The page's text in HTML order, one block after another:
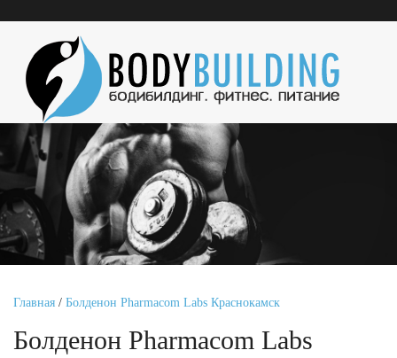
Главная / Болденон Pharmacom Labs Краснокамск
Болденон Pharmacom Labs